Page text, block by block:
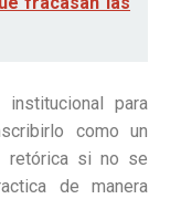
para
como un
retórica si no se
de manera